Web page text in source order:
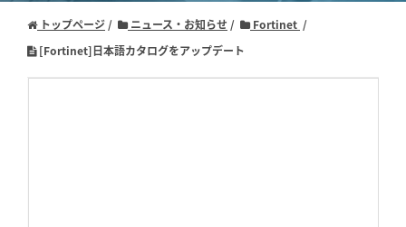
トップページ ニュース・お知らせ
Fortinet
[Fortinet]日本語カタログをアップデート